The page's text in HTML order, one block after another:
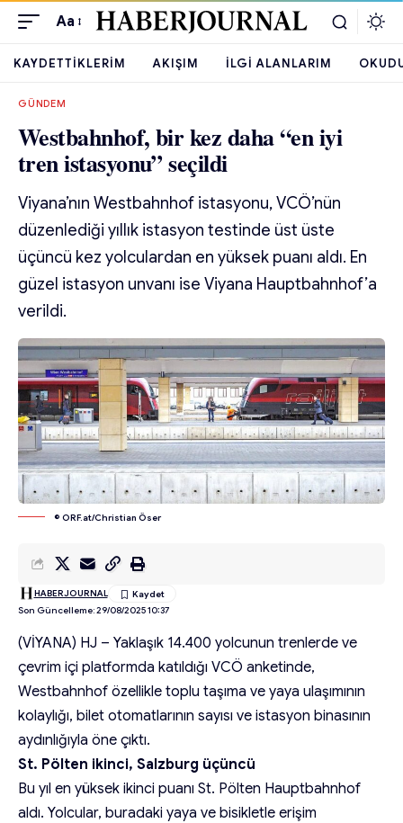
Aa
KAYDETTIKLERIM AKIŞIM İLGI ALANLARIM
GÜNDEM
Westbahnhof, bir kez daha “en iyi
tren istasyonu” seçildi
Viyana’nın Westbahnhof istasyonu, VCÖ’nün
düzenlediği yıllık istasyon testinde üst üste
üçüncü kez yolculardan en yüksek puanı aldı. En
güzel istasyon unvanı ise Viyana Hauptbahnhof’a
verildi.
© ORF.at/Christian Öser
Son Güncelleme: 29/08/2025 10:37
HABERJOURNAL
(VİYANA) HJ – Yaklaşık 14.400 yolcunun trenlerde ve
çevrim içi platformda katıldığı VCÖ anketinde,
Westbahnhof özellikle toplu taşıma ve yaya ulaşımının
kolaylığı, bilet otomatlarının sayısı ve istasyon binasının
aydınlığıyla öne çıktı.
St. Pölten ikinci, Salzburg üçüncü
Bu yıl en yüksek ikinci puanı St. Pölten Hauptbahnhof
aldı. Yolcular, buradaki yaya ve bisikletle erişim